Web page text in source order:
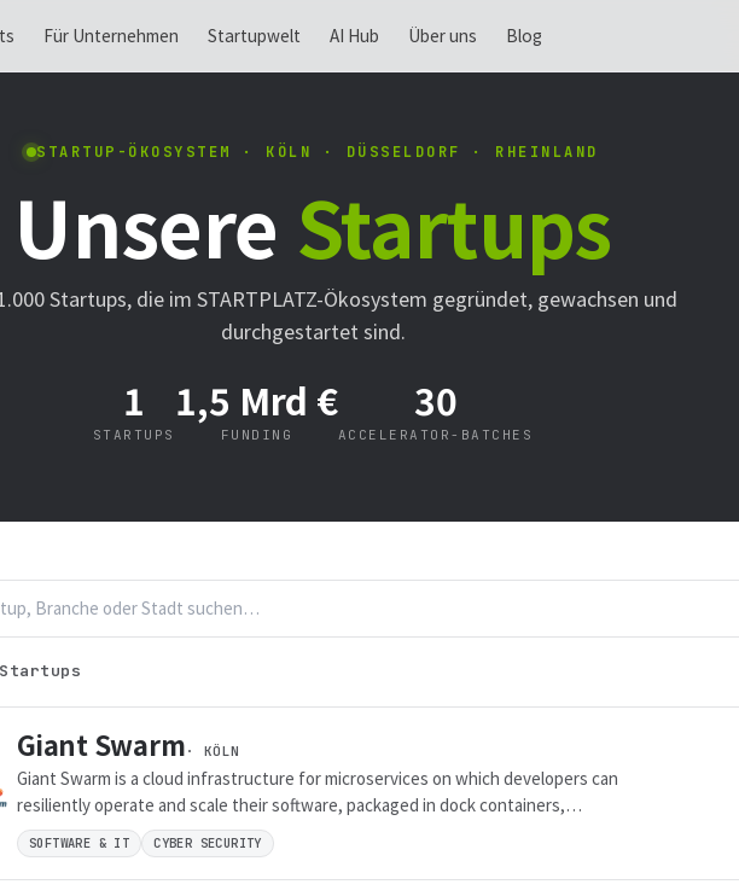
Für Unternehmen Startupwelt AI Hub Über uns Blog
STARTUP-ÖKOSYSTEM · KÖLN · DÜSSELDORF · RHEINLAND
Unsere Startups
Startups, die im STARTPLATZ-Ökosystem gegründet, gewachsen und
durchgestartet sind.
1
STARTUPS
1,5 Mrd €
FUNDING
30
ACCELERATOR-BATCHES
Startups
Giant Swarm · KÖLN
Giant Swarm is a cloud infrastructure for microservices on which developers can
resiliently operate and scale their software, packaged in dock containers,
without adaptation and not having to worry about servers.
SOFTWARE & IT CYBER SECURITY